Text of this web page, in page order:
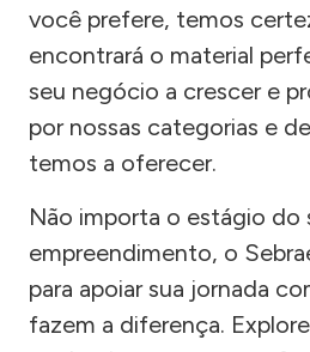
você prefere, temos
encontrará o material
seu negócio a crescer e
por nossas categorias e
temos a oferecer.
Não importa o estágio do
empreendimento, o
para apoiar sua jornada
fazem a diferença.